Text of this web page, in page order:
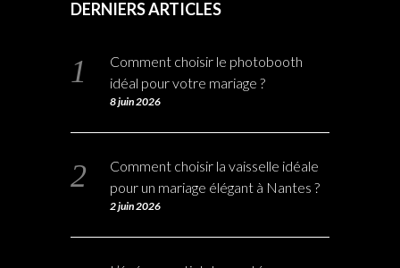
DERNIERS ARTICLES
Comment choisir le photobooth
idéal pour votre mariage ?
8 juin 2026
Comment choisir la vaisselle idéale
pour un mariage élégant à Nantes ?
2 juin 2026